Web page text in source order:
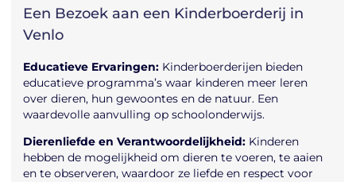
Een Bezoek aan een Kinderboerderij in
Venlo
Educatieve Ervaringen: Kinderboerderijen bieden
educatieve programma’s waar kinderen meer leren
over dieren, hun gewoontes en de natuur. Een
waardevolle aanvulling op schoolonderwijs.
Dierenliefde en Verantwoordelijkheid: Kinderen
hebben de mogelijkheid om dieren te voeren, te aaien
en te observeren, waardoor ze liefde en respect voor